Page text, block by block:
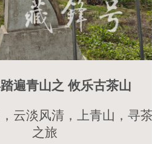
遍青山之 攸乐古茶山
云淡风清，上青山，寻茶
之旅